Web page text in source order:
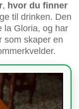
, hvor du finner
til drinken. Den
la Gloria, og har
som skaper en